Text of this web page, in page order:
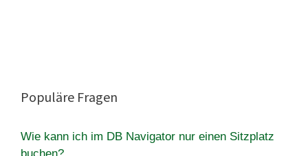
Populäre Fragen
Wie kann ich im DB Navigator nur einen Sitzplatz
buchen?